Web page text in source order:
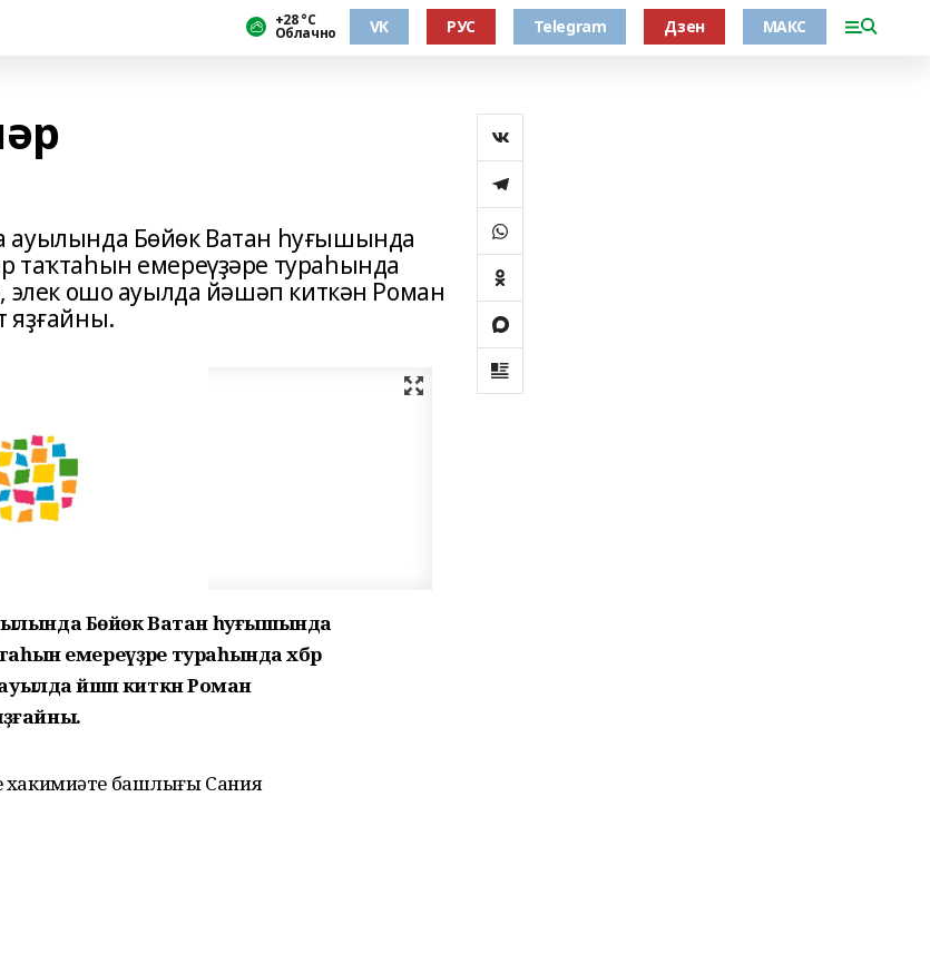
+28 °С
Облачно VK РУС Telegram Дзен МАКС
ауылында Бөйөк Ватан һуғышында
таҡтаһын емереүҙәре тураһында
элек ошо ауылда йәшәп киткән Роман
яҙғайны.
Бөйөк Ватан һуғышында
емереүҙәре тураһында хәбәр
йәшәп киткән Роман
хакимиәте башлығы Сания